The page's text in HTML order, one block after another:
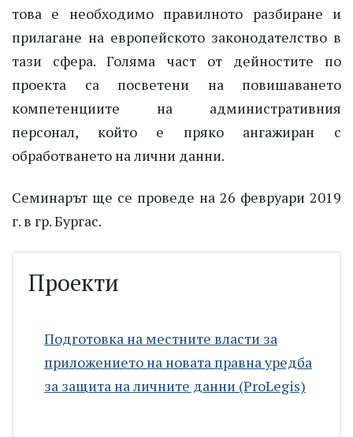
това е необходимо правилното разбиране и
прилагане на европейското законодателство в
тази сфера. Голяма част от дейностите по
проекта са посветени на повишаването
компетенциите на административния
персонал, който е пряко ангажиран с
обработването на лични данни.
Семинарът ще се проведе на 26 февруари 2019
г. в гр. Бургас.
Проекти
Подготовка на местните власти за
приложението на новата правна уредба
за защита на личните данни (ProLegis)